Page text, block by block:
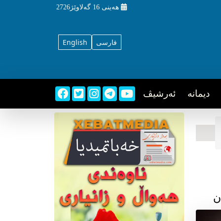
هه‌ینی 16 گه‌لاوێژ2726
English فارسی
دیمانه ئه‌رشیڤ